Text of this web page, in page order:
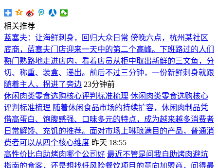
相关推荐
蓝塞夫：让海鲜刺身，回归大众日常 傍晚六点，杭州某社区
底商，蓝塞夫门店迎来一天中的第二个高峰。下班路过的人们
熟门熟路地走进店内，看着店员从柜中取出新鲜的三文鱼，分
切、称重、装盒、递出。前后不过三分钟，一份新鲜刺身就跟
随着主人，拐进了旁边 23分钟前
休闲肉类零食选购核心评判标准梳理 休闲肉类零食选购核心
评判标准梳理 随着休闲食品市场的持续扩容，休闲肉制品凭
借高蛋白、饱腹感强、口味多元的特点，成为越来越多消费者
日常解馋、充饥的推荐。面对市场上琳琅满目的产品，普通消
费者可以从四个核心维度 昨天 18:55
高性价比自助烤肉哪个公司好 最近不管是问我自助烤肉避坑
指南的食客，还是想找低风险餐饮项目的意向加盟商，问得最